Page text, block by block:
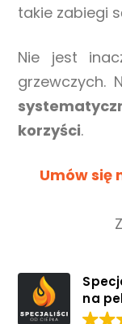
takie zabiegi
Nie jest
grzewczych.
korzyści.
Umów się
na